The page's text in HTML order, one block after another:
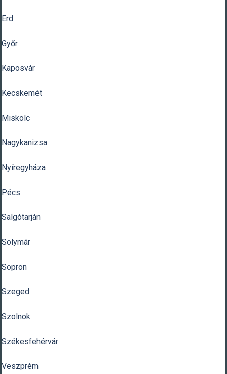
Erd
Győr
Kaposvár
Kecskemét
Miskolc
Nagykanizsa
Nyíregyháza
Pécs
Salgótarján
Solymár
Sopron
Szeged
Szolnok
Székesfehérvár
Veszprém